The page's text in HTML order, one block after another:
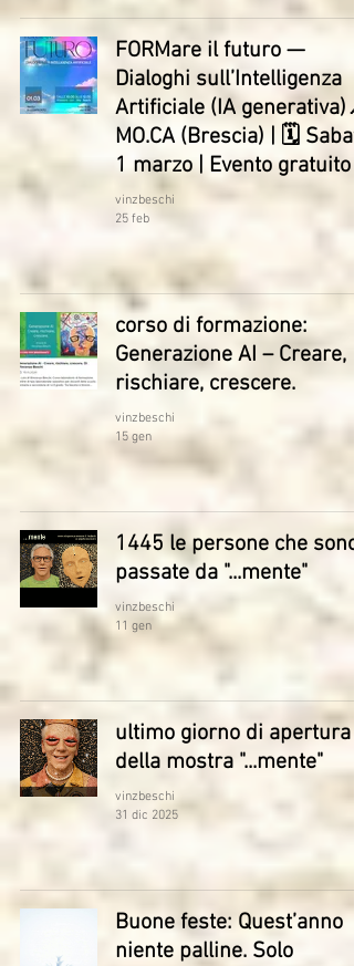
FORMare il futuro —
Dialoghi sull’Intelligenza
Artificiale (IA generativa)📍
MO.CA (Brescia) | 🗓
1 marzo | Evento gratuito
vinzbeschi
25 feb
corso di formazione:
Generazione AI – Creare,
rischiare, crescere.
vinzbeschi
15 gen
1445 le persone che sono
passate da "...mente"
vinzbeschi
11 gen
ultimo giorno di apertura
della mostra "...mente"
vinzbeschi
31 dic 2025
Buone feste: Quest’anno
niente palline. Solo